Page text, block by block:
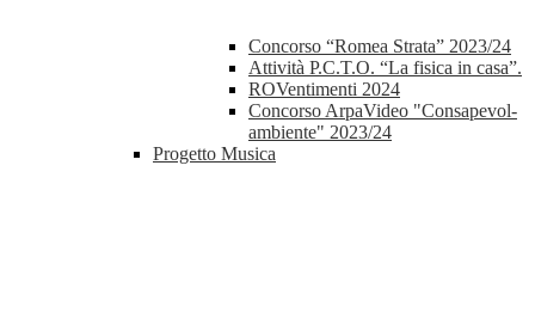
Concorso “Romea Strata” 2023/24
Attività P.C.T.O. “La fisica in casa”.
ROVentimenti 2024
Concorso ArpaVideo "Consapevol-
ambiente" 2023/24
Progetto Musica